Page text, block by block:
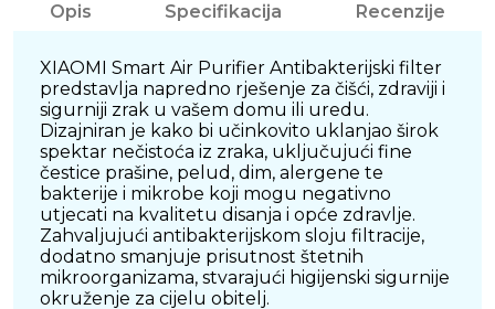
Opis Specifikacija Recenzije
XIAOMI Smart Air Purifier Antibakterijski filter
predstavlja napredno rješenje za čišći, zdraviji i
sigurniji zrak u vašem domu ili uredu.
Dizajniran je kako bi učinkovito uklanjao širok
spektar nečistoća iz zraka, uključujući fine
čestice prašine, pelud, dim, alergene te
bakterije i mikrobe koji mogu negativno
utjecati na kvalitetu disanja i opće zdravlje.
Zahvaljujući antibakterijskom sloju filtracije,
dodatno smanjuje prisutnost štetnih
mikroorganizama, stvarajući higijenski sigurnije
okruženje za cijelu obitelj.